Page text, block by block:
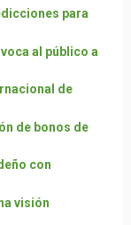
para
al público a
de
de bonos de
con
visión